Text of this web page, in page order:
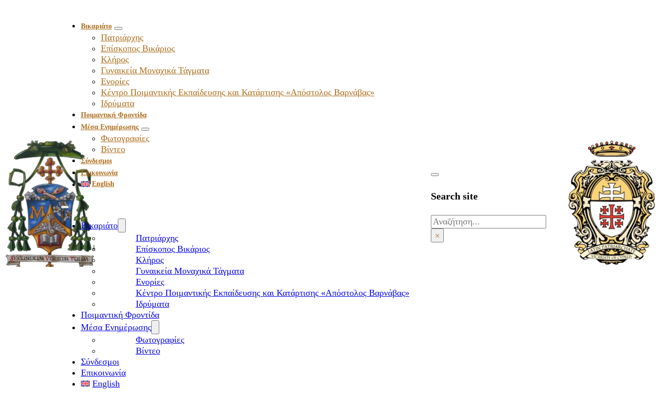
Βικαριάτο
Πατριάρχης
Επίσκοπος Βικάριος
Kλήρος
Γυναικεία Μοναχικά Τάγματα
Ενορίες
Κέντρο Ποιμαντικής Εκπαίδευσης και Κατάρτισης «Απόστολος Βαρνάβας»
Ιδρύματα
Ποιμαντική Φροντίδα
Μέσα Ενημέρωσης
Φωτογραφίες
Βίντεο
Σύνδεσμοι
Επικοινωνία
English
Βικαριάτο
Πατριάρχης
Επίσκοπος Βικάριος
Kλήρος
Γυναικεία Μοναχικά Τάγματα
Ενορίες
Κέντρο Ποιμαντικής Εκπαίδευσης και Κατάρτισης «Απόστολος Βαρνάβας»
Ιδρύματα
Ποιμαντική Φροντίδα
Μέσα Ενημέρωσης
Φωτογραφίες
Βίντεο
Σύνδεσμοι
Επικοινωνία
English
Search site
Αναζήτηση
×